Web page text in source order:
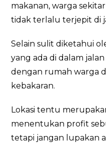
makanan, warga
tidak terlalu terjepit di
Selain sulit diketahui
yang ada di dalam
dengan rumah warga
kebakaran.
Lokasi tentu
menentukan profit
tetapi jangan lupakan